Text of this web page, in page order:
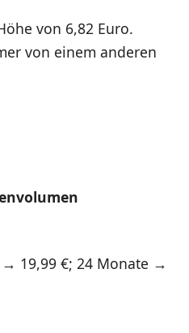
von 6,82 Euro.
von einem anderen
19,99 €; 24 Monate →